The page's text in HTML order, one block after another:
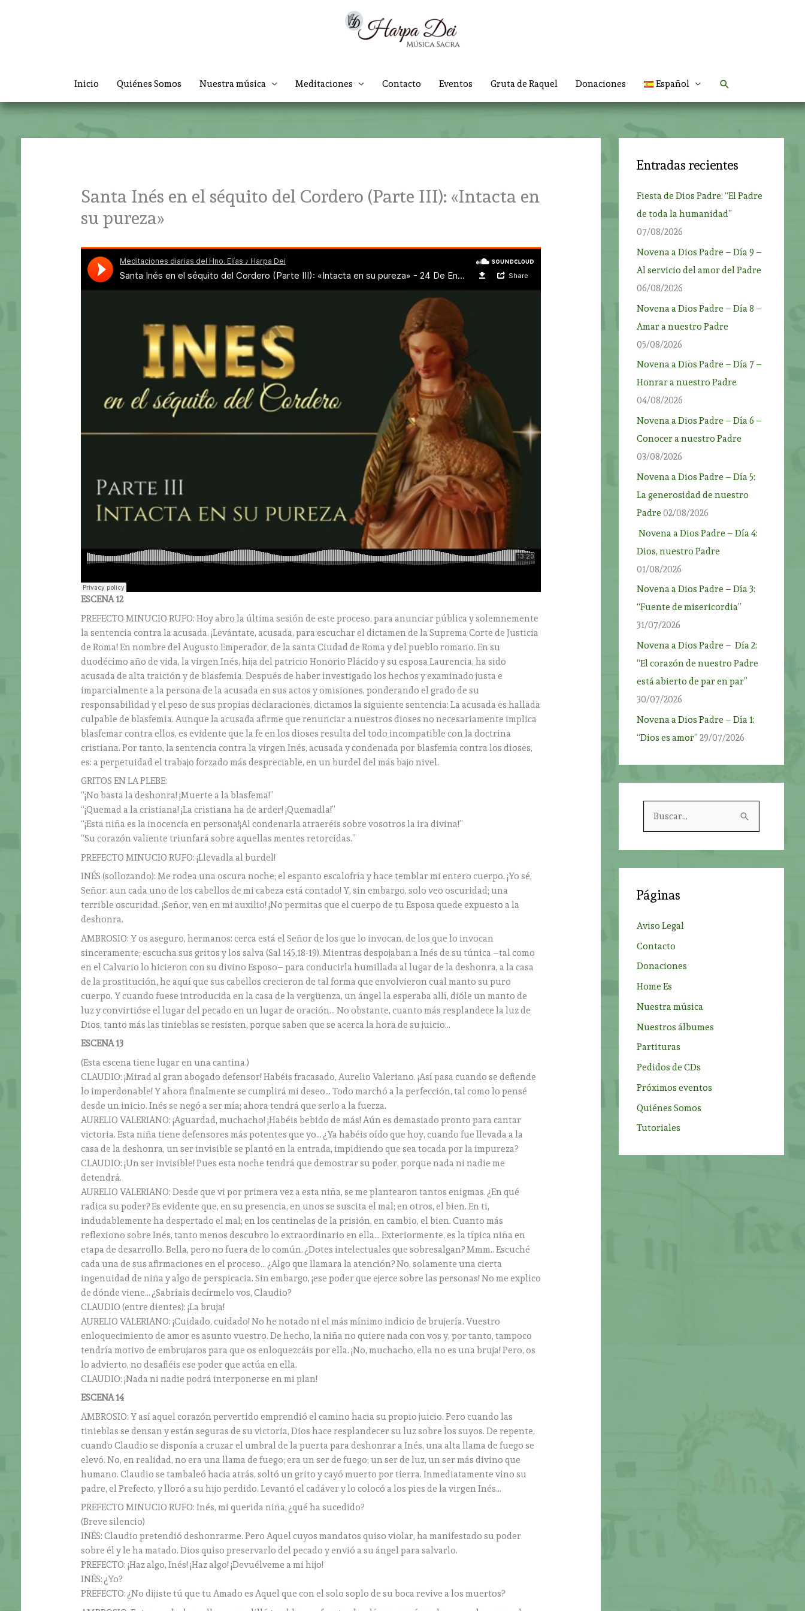
Inicio Quiénes Somos Nuestra música Meditaciones Contacto Eventos Gruta de Raquel Donaciones Español Buscar
Santa Inés en el séquito del Cordero (Parte III): «Intacta en
su pureza»
ESCENA 12
PREFECTO MINUCIO RUFO: Hoy abro la última sesión de este proceso, para anunciar pública y solemnemente
la sentencia contra la acusada. ¡Levántate, acusada, para escuchar el dictamen de la Suprema Corte de Justicia
de Roma! En nombre del Augusto Emperador, de la santa Ciudad de Roma y del pueblo romano. En su
duodécimo año de vida, la virgen Inés, hija del patricio Honorio Plácido y su esposa Laurencia, ha sido
acusada de alta traición y de blasfemia. Después de haber investigado los hechos y examinado justa e
imparcialmente a la persona de la acusada en sus actos y omisiones, ponderando el grado de su
responsabilidad y el peso de sus propias declaraciones, dictamos la siguiente sentencia: La acusada es hallada
culpable de blasfemia. Aunque la acusada afirme que renunciar a nuestros dioses no necesariamente implica
blasfemar contra ellos, es evidente que la fe en los dioses resulta del todo incompatible con la doctrina
cristiana. Por tanto, la sentencia contra la virgen Inés, acusada y condenada por blasfemia contra los dioses,
es: a perpetuidad el trabajo forzado más despreciable, en un burdel del más bajo nivel.
GRITOS EN LA PLEBE:
“¡No basta la deshonra! ¡Muerte a la blasfema!”
“¡Quemad a la cristiana! ¡La cristiana ha de arder! ¡Quemadla!”
“¡Esta niña es la inocencia en persona!¡Al condenarla atraeréis sobre vosotros la ira divina!”
“Su corazón valiente triunfará sobre aquellas mentes retorcidas.”
PREFECTO MINUCIO RUFO: ¡Llevadla al burdel!
INÉS (sollozando): Me rodea una oscura noche; el espanto escalofría y hace temblar mi entero cuerpo. ¡Yo sé,
Señor: aun cada uno de los cabellos de mi cabeza está contado! Y, sin embargo, solo veo oscuridad; una
terrible oscuridad. ¡Señor, ven en mi auxilio! ¡No permitas que el cuerpo de tu Esposa quede expuesto a la
deshonra.
AMBROSIO: Y os aseguro, hermanos: cerca está el Señor de los que lo invocan, de los que lo invocan
sinceramente; escucha sus gritos y los salva (Sal 145,18-19). Mientras despojaban a Inés de su túnica –tal como
en el Calvario lo hicieron con su divino Esposo– para conducirla humillada al lugar de la deshonra, a la casa
de la prostitución, he aquí que sus cabellos crecieron de tal forma que envolvieron cual manto su puro
cuerpo. Y cuando fuese introducida en la casa de la vergüenza, un ángel la esperaba allí, dióle un manto de
luz y convirtióse el lugar del pecado en un lugar de oración… No obstante, cuanto más resplandece la luz de
Dios, tanto más las tinieblas se resisten, porque saben que se acerca la hora de su juicio…
ESCENA 13
(Esta escena tiene lugar en una cantina.)
CLAUDIO: ¡Mirad al gran abogado defensor! Habéis fracasado, Aurelio Valeriano. ¡Así pasa cuando se defiende
lo imperdonable! Y ahora finalmente se cumplirá mi deseo… Todo marchó a la perfección, tal como lo pensé
desde un inicio. Inés se negó a ser mía; ahora tendrá que serlo a la fuerza.
AURELIO VALERIANO: ¡Aguardad, muchacho! ¡Habéis bebido de más! Aún es demasiado pronto para cantar
victoria. Esta niña tiene defensores más potentes que yo… ¿Ya habéis oído que hoy, cuando fue llevada a la
casa de la deshonra, un ser invisible se plantó en la entrada, impidiendo que sea tocada por la impureza?
CLAUDIO: ¡Un ser invisible! Pues esta noche tendrá que demostrar su poder, porque nada ni nadie me
detendrá.
AURELIO VALERIANO: Desde que vi por primera vez a esta niña, se me plantearon tantos enigmas. ¿En qué
radica su poder? Es evidente que, en su presencia, en unos se suscita el mal; en otros, el bien. En ti,
indudablemente ha despertado el mal; en los centinelas de la prisión, en cambio, el bien. Cuanto más
reflexiono sobre Inés, tanto menos descubro lo extraordinario en ella… Exteriormente, es la típica niña en
etapa de desarrollo. Bella, pero no fuera de lo común. ¿Dotes intelectuales que sobresalgan? Mmm.. Escuché
cada una de sus afirmaciones en el proceso… ¿Algo que llamara la atención? No, solamente una cierta
ingenuidad de niña y algo de perspicacia. Sin embargo, ¡ese poder que ejerce sobre las personas! No me explico
de dónde viene… ¿Sabríais decírmelo vos, Claudio?
CLAUDIO (entre dientes): ¡La bruja!
AURELIO VALERIANO: ¡Cuidado, cuidado! No he notado ni el más mínimo indicio de brujería. Vuestro
enloquecimiento de amor es asunto vuestro. De hecho, la niña no quiere nada con vos y, por tanto, tampoco
tendría motivo de embrujaros para que os enloquezcáis por ella. ¡No, muchacho, ella no es una bruja! Pero, os
lo advierto, no desafiéis ese poder que actúa en ella.
CLAUDIO: ¡Nada ni nadie podrá interponerse en mi plan!
ESCENA 14
AMBROSIO: Y así aquel corazón pervertido emprendió el camino hacia su propio juicio. Pero cuando las
tinieblas se densan y están seguras de su victoria, Dios hace resplandecer su luz sobre los suyos. De repente,
cuando Claudio se disponía a cruzar el umbral de la puerta para deshonrar a Inés, una alta llama de fuego se
elevó. No, en realidad, no era una llama de fuego; era un ser de fuego; un ser de luz, un ser más divino que
humano. Claudio se tambaleó hacia atrás, soltó un grito y cayó muerto por tierra. Inmediatamente vino su
padre, el Prefecto, y lloró a su hijo perdido. Levantó el cadáver y lo colocó a los pies de la virgen Inés…
PREFECTO MINUCIO RUFO: Inés, mi querida niña, ¿qué ha sucedido?
(Breve silencio)
INÉS: Claudio pretendió deshonrarme. Pero Aquel cuyos mandatos quiso violar, ha manifestado su poder
sobre él y le ha matado. Dios quiso preservarlo del pecado y envió a su ángel para salvarlo.
PREFECTO: ¡Haz algo, Inés! ¡Haz algo! ¡Devuélveme a mi hijo!
INÉS: ¿Yo?
PREFECTO: ¿No dijiste tú que tu Amado es Aquel que con el solo soplo de su boca revive a los muertos?
Entradas recientes
Fiesta de Dios Padre: “El Padre
de toda la humanidad”
07/08/2026
Novena a Dios Padre – Día 9 –
Al servicio del amor del Padre
06/08/2026
Novena a Dios Padre – Día 8 –
Amar a nuestro Padre
05/08/2026
Novena a Dios Padre – Día 7 –
Honrar a nuestro Padre
04/08/2026
Novena a Dios Padre – Día 6 –
Conocer a nuestro Padre
03/08/2026
Novena a Dios Padre – Día 5:
La generosidad de nuestro
Padre 02/08/2026
Novena a Dios Padre – Día 4:
Dios, nuestro Padre
01/08/2026
Novena a Dios Padre – Día 3:
“Fuente de misericordia”
31/07/2026
Novena a Dios Padre – Día 2:
“El corazón de nuestro Padre
está abierto de par en par”
30/07/2026
Novena a Dios Padre – Día 1:
“Dios es amor” 29/07/2026
r
:
Páginas
Aviso Legal
Contacto
Donaciones
Home Es
Nuestra música
Nuestros álbumes
Partituras
Pedidos de CDs
Próximos eventos
Quiénes Somos
Tutoriales